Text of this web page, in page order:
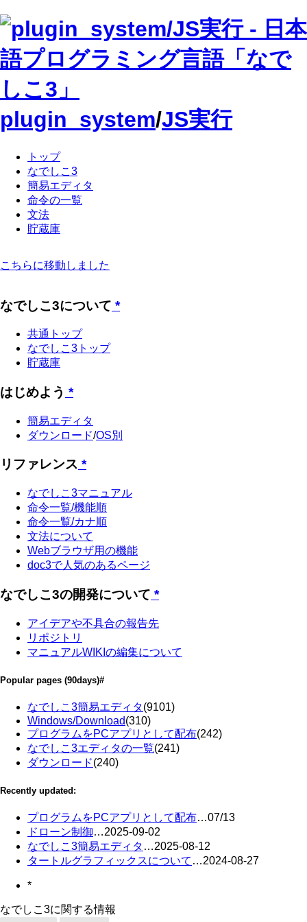
plugin_system/JS実行
トップ
なでしこ3
簡易エディタ
命令の一覧
文法
貯蔵庫
こちらに移動しました
なでしこ3について *
共通トップ
なでしこ3トップ
貯蔵庫
はじめよう *
簡易エディタ
ダウンロード/OS別
リファレンス *
なでしこ3マニュアル
命令一覧/機能順
命令一覧/カナ順
文法について
Webブラウザ用の機能
doc3で人気のあるページ
なでしこ3の開発について *
アイデアや不具合の報告先
リポジトリ
マニュアルWIKIの編集について
Popular pages (90days)#
なでしこ3簡易エディタ(9101)
Windows/Download(310)
プログラムをPCアプリとして配布(242)
なでしこ3エディタの一覧(241)
ダウンロード(240)
Recently updated:
プログラムをPCアプリとして配布…07/13
ドローン制御…2025-09-02
なでしこ3簡易エディタ …2025-08-12
タートルグラフィックスについて …2024-08-27
*
なでしこ3に関する情報